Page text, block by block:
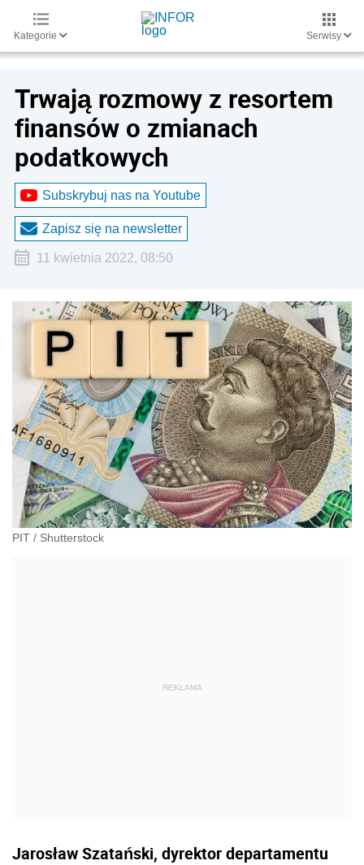
Kategorie Serwisy
Trwają rozmowy z resortem
finansów o zmianach
podatkowych
Subskrybuj nas na Youtube
Zapisz się na newsletter
11 kwietnia 2022, 08:50
PIT / Shutterstock
Jarosław Szatański, dyrektor departamentu